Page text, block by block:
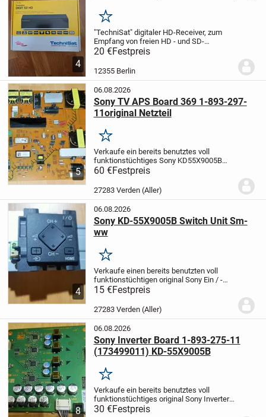
4
Merken
"TechniSat" digitaler HD-Receiver, zum
Empfang von freien HD - und SD-
Satelliten-Programmen, Versand möglich
(+5.-€ ) Nichtraucherhaushalt
20 €Festpreis
12355 Berlin
5
06.08.2026
Sony TV APS Board 369 1-893-297-
11original Netzteil
Merken
Verkaufe ein bereits benutztes voll
funktionstüchtiges Sony KD55X9005B
Board inklusive Netzstecker wie
guten und voll funktionsfähigen Zustand.
60 €Festpreis
27283 Verden (Aller)
4
06.08.2026
Sony KD-55X9005B Switch Unit Sm-
ww
Merken
Verkaufe einen bereits benutzten voll
funktionstüchtigen original Sony Ein / -
Ausschalter inklusive Halterung, wie
08/2014 ) Platine: VO14T02
15 €Festpreis
27283 Verden (Aller)
8
06.08.2026
Sony Inverter Board 1-893-275-11
(173499011) KD-55X9005B
Merken
Verkaufe ein bereits benutztes voll
funktionstüchtiges original Sony Inverter
Board inklusive sämtlicher
30 €Festpreis